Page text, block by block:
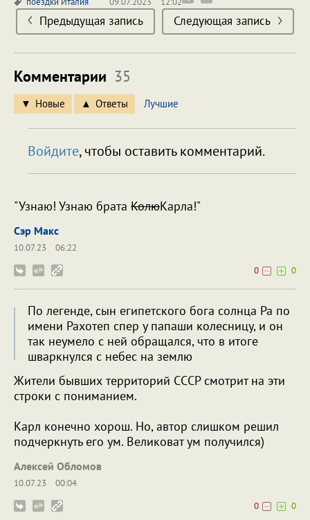
Предыдущая запись Следующая запись
Комментарии 35
Новые Ответы Лучшие
Войдите, чтобы оставить комментарий.
"Узнаю! Узнаю брата КолюКарла!"
Сэр Макс
10.07.23
06:22
0
0
По легенде, сын египетского бога солнца Ра по
имени Рахотеп спер у папаши колесницу, и он
так неумело с ней обращался, что в итоге
шваркнулся с небес на землю
Жители бывших территорий СССР смотрит на эти
строки с пониманием.
Карл конечно хорош. Но, автор слишком решил
подчеркнуть его ум. Великоват ум получился)
Алексей Обломов
10.07.23
00:04
0
0